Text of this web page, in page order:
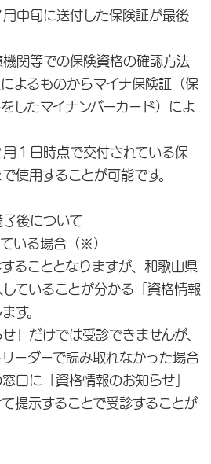
中旬に送付した保険証が最後
機関等での保険資格の確認方法
よるものからマイナ保険証（保
したマイナンバーカード）によ
１日時点で交付されている保
使用することが可能です。
後について
いる場合（※）
ることとなりますが、和歌山県
ていることが分かる「資格情報
す。
」だけでは受診できませんが、
ーダーで読み取れなかった場合
口に「資格情報のお知らせ」
提示することで受診することが